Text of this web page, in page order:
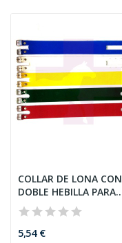
COLLAR DE LONA CON
DOBLE HEBILLA PARA
CABRAS,...
5,54 €